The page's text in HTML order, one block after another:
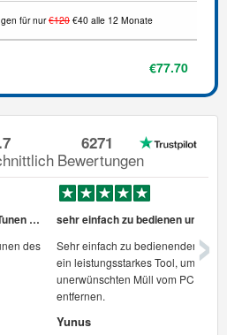
für nur€120 €40 alle 12 Monate
€77.70
6271
Bewertungen
Die Beste Software zum Tunen des PCs
des
Sehr einfach zu bedienenden und
ein leistungsstarkes Tool, um
unerwünschten Müll vom PC zu
entfernen.
Yunus
›